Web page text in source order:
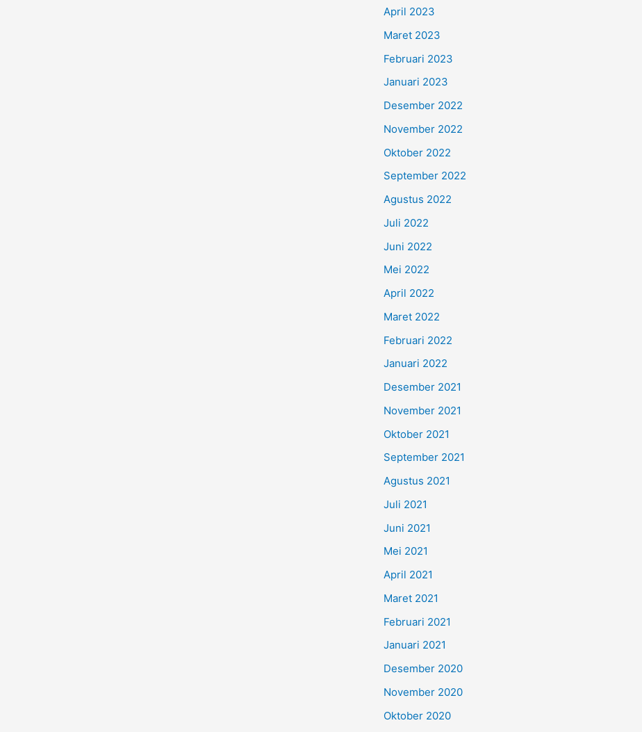
April 2023
Maret 2023
Februari 2023
Januari 2023
Desember 2022
November 2022
Oktober 2022
September 2022
Agustus 2022
Juli 2022
Juni 2022
Mei 2022
April 2022
Maret 2022
Februari 2022
Januari 2022
Desember 2021
November 2021
Oktober 2021
September 2021
Agustus 2021
Juli 2021
Juni 2021
Mei 2021
April 2021
Maret 2021
Februari 2021
Januari 2021
Desember 2020
November 2020
Oktober 2020